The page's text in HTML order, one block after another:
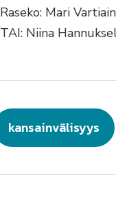
Raseko: Mari
TAI: Niina
kansainvälisyys